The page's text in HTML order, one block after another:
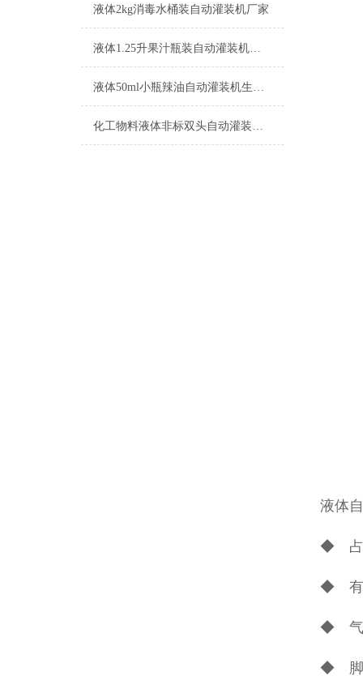
液体2kg消毒水桶装自动灌装机厂家
液体1.25升果汁瓶装自动灌装机功能介绍
液体50ml小瓶辣油自动灌装机生产厂家
化工物料液体非标双头自动灌装机的特点
液体
◆ 占
◆ 有
◆ 气
◆ 脚